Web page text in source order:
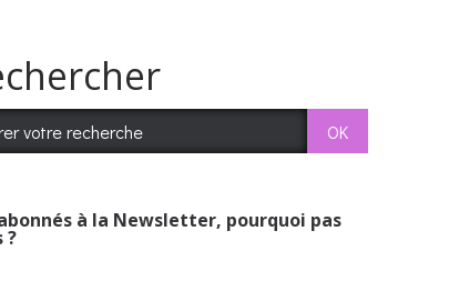
à la Newsletter, pourquoi pas
?